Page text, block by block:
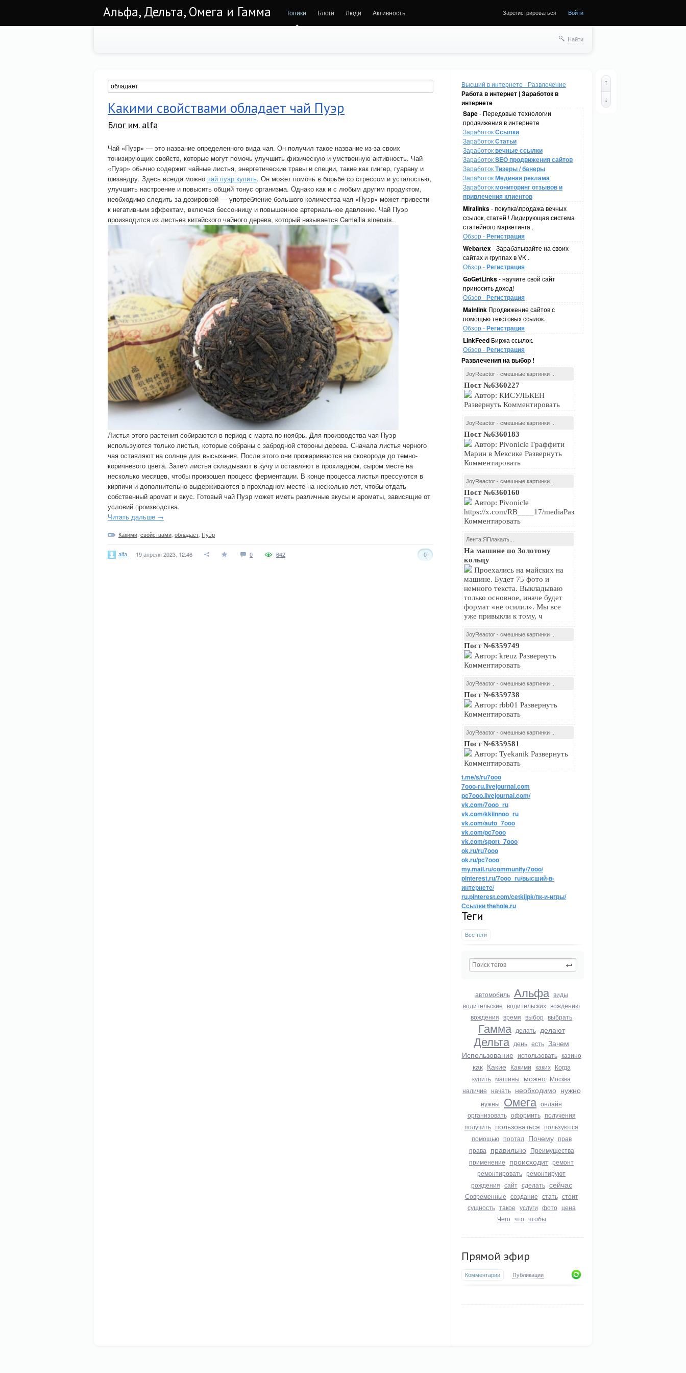
Альфа, Дельта, Омега и Гамма Топики Блоги Люди Активность Зарегистрироваться Войти
Найти
Высший в интернете - Развлечение
Работа в интернет | Заработок в
интернете
Sape- Передовые технологии
продвижения в интернете
ЗаработокСсылки
ЗаработокСтатьи
Заработоквечные ссылки
ЗаработокSEO продвижения сайтов
ЗаработокТизеры / банеры
ЗаработокМединая реклама
Заработокмониторинг отзывов и
привлечения клиентов
Miralinks- покупка\продажа вечных
ссылок, статей ! Лидирующая система
статейного маркетинга .
Обзор -Регистрация
Webartex- Зарабатывайте на своих
сайтах и группах в VK .
Обзор -Регистрация
GoGetLinks- научите свой сайт
приносить доход!
Обзор -Регистрация
Mainlink Продвижение сайтов с
помощью текстовых ссылок.
Обзор -Регистрация
LinkFeed Биржа ссылок.
Обзор -Регистрация
Развлечения на выбор !
JoyReactor - смешные картинки ...
Пост №6360227
Автор: КИСУЛЬКЕН
Развернуть Комментировать
JoyReactor - смешные картинки ...
Пост №6360183
Автор: Pivonicle Граффити
Марин в Мексике Развернуть
Комментировать
JoyReactor - смешные картинки ...
Пост №6360160
Автор: Pivonicle
https://x.com/RB____17/mediaРазвернуть
Комментировать
Лента ЯПлакалъ...
На машине по Золотому
кольцу
Проехались на майских на
машине. Будет 75 фото и
немного текста. Выкладываю
только основное, иначе будет
формат «не осилил». Мы все
уже привыкли к тому, ч
JoyReactor - смешные картинки ...
Пост №6359749
Автор: kreuz Развернуть
Комментировать
JoyReactor - смешные картинки ...
Пост №6359738
Автор: rbb01 Развернуть
Комментировать
JoyReactor - смешные картинки ...
Пост №6359581
Автор: Tyekanik Развернуть
Комментировать
t.me/s/ru7ooo
7ooo-ru.livejournal.com
pc7ooo.livejournal.com/
vk.com/7ooo_ru
vk.com/kkiinnoo_ru
vk.com/auto_7ooo
vk.com/pc7ooo
vk.com/sport_7ooo
ok.ru/ru7ooo
ok.ru/pc7ooo
my.mail.ru/community/7ooo/
pinterest.ru/7ooo_ru/высший-в-
интернете/
ru.pinterest.com/cetkijpk/пк-и-игры/
Ссылки thehole.ru
Теги
Все теги
автомобиль Альфа виды
водительские водительских вождению
вождения время выбор выбрать
Гамма делать делают
Дельта день есть Зачем
Использование использовать казино
как Какие Какими каких Когда
купить машины можно Москва
наличие начать необходимо нужно
нужны Омега онлайн
организовать оформить получения
получить пользоваться пользуются
помощью портал Почему прав
права правильно Преимущества
применение происходит ремонт
ремонтировать ремонтируют
рождения сайт сделать сейчас
Современные создание стать стоит
сущность такое услуги фото цена
Чего что чтобы
Прямой эфир
Комментарии Публикации
Какими свойствами обладает чай Пуэр
Блог им. alfa
Чай «Пуэр» — это название определенного вида чая. Он получил такое название из-за своих
тонизирующих свойств, которые могут помочь улучшить физическую и умственную активность. Чай
«Пуэр» обычно содержит чайные листья, энергетические травы и специи, такие как гингер, гуарану и
шизандру. Здесь всегда можно чай пуэр купить. Он может помочь в борьбе со стрессом и усталостью,
улучшить настроение и повысить общий тонус организма. Однако как и с любым другим продуктом,
необходимо следить за дозировкой — употребление большого количества чая «Пуэр» может привести
к негативным эффектам, включая бессонницу и повышенное артериальное давление. Чай Пуэр
производится из листьев китайского чайного дерева, который называется Camellia sinensis.
Листья этого растения собираются в период с марта по ноябрь. Для производства чая Пуэр
используются только листья, которые собраны с забродной стороны дерева. Сначала листья черного
чая оставляют на солнце для высыхания. После этого они прожариваются на сковороде до темно-
коричневого цвета. Затем листья складывают в кучу и оставляют в прохладном, сыром месте на
несколько месяцев, чтобы произошел процесс ферментации. В конце процесса листья прессуются в
кирпичи и дополнительно выдерживаются в прохладном месте на несколько лет, чтобы отдать
собственный аромат и вкус. Готовый чай Пуэр может иметь различные вкусы и ароматы, зависящие от
условий производства.
Читать дальше →
Какими свойствами обладает Пуэр
alfa 19 апреля 2023, 12:46 0 0
642